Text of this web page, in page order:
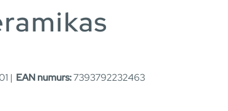
| EAN numurs:7393792232463